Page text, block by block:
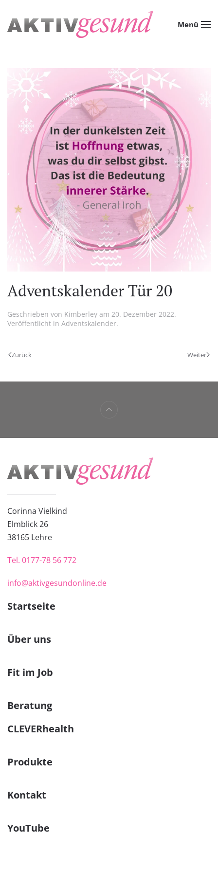
Zum Hauptinhalt springen Menü
Adventskalender Tür 20
Geschrieben von Kimberley am 20. Dezember 2022.
Veröffentlicht in Adventskalender.
Zurück Weiter
Corinna Vielkind
Elmblick 26
38165 Lehre
Tel. 0177-78 56 772
info@aktivgesundonline.de
Startseite
Über uns
Fit im Job
Beratung
CLEVERhealth
Produkte
Kontakt
YouTube